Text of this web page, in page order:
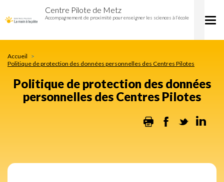
protection
personnelles
des
Pilotes
au
contenu
Centre Pilote de Metz
Accompagnement de proximité pour enseigner les sciences à l’école
Accueil
Politique de protection des données personnelles des Centres Pilotes
Politique de protection des données
personnelles des Centres Pilotes
Print Facebook
Twitter